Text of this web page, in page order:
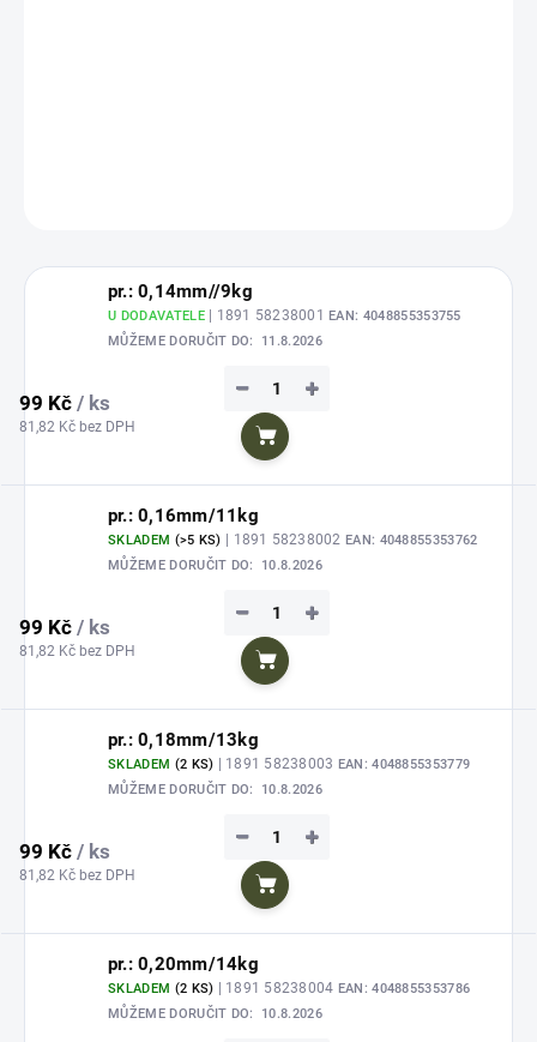
pr.: 0,14mm//9kg
U DODAVATELE | 1891 58238001EAN: 4048855353755
MŮŽEME DORUČIT DO:
11.8.2026
99 Kč / ks
81,82 Kč bez DPH
+
−
Do košíku
pr.: 0,16mm/11kg
SKLADEM (>5 KS) | 1891 58238002 EAN: 4048855353762
MŮŽEME DORUČIT DO:
10.8.2026
99 Kč / ks
81,82 Kč bez DPH
+
−
Do košíku
pr.: 0,18mm/13kg
SKLADEM (2 KS) | 1891 58238003 EAN: 4048855353779
MŮŽEME DORUČIT DO:
10.8.2026
99 Kč / ks
81,82 Kč bez DPH
+
−
Do košíku
pr.: 0,20mm/14kg
SKLADEM (2 KS) | 1891 58238004 EAN: 4048855353786
MŮŽEME DORUČIT DO:
10.8.2026